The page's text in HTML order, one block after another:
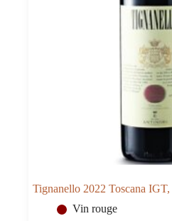
Tignanello 2022 Toscana
Vin rouge